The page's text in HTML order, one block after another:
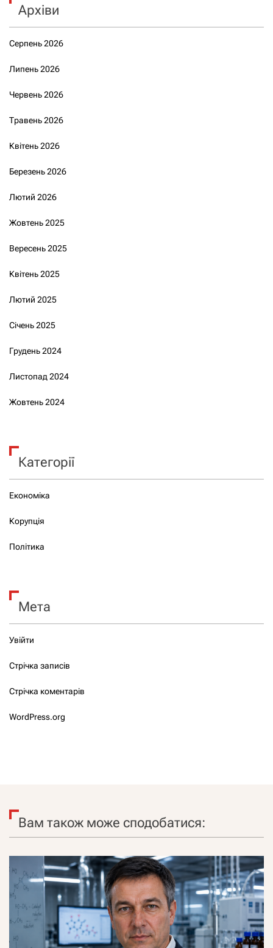
Архіви
Серпень 2026
Липень 2026
Червень 2026
Травень 2026
Квітень 2026
Березень 2026
Лютий 2026
Жовтень 2025
Вересень 2025
Квітень 2025
Лютий 2025
Січень 2025
Грудень 2024
Листопад 2024
Жовтень 2024
Категорії
Економіка
Корупція
Політика
Мета
Увійти
Стрічка записів
Стрічка коментарів
WordPress.org
Вам також може сподобатися: